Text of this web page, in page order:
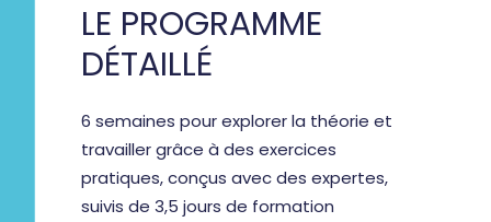
LE PROGRAMME
DÉTAILLÉ
6 semaines pour explorer la théorie et
travailler grâce à des exercices
pratiques, conçus avec des expertes,
suivis de 3,5 jours de formation